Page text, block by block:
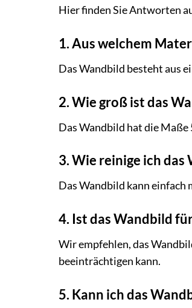
Hier finden Sie Antworten
1. Aus welchem
Das Wandbild besteht aus
2. Wie groß ist das
Das Wandbild hat die Maße
3. Wie reinige ich das
Das Wandbild kann einfach
4. Ist das Wandbild
Wir empfehlen, das
beeinträchtigen kann.
5. Kann ich das